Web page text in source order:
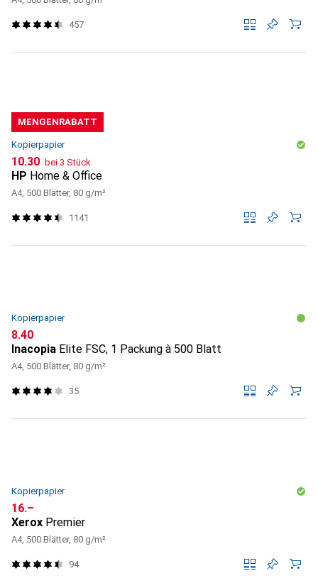
457
MENGENRABATT
Kopierpapier
CHF
10.30 bei 3 Stück
HP Home & Office
A4, 500 Blätter, 80 g/m²
1141
Kopierpapier
CHF
8.40
Inacopia Elite FSC, 1 Packung à 500 Blatt
A4, 500 Blätter, 80 g/m²
35
Kopierpapier
CHF
16.–
Xerox Premier
A4, 500 Blätter, 80 g/m²
94